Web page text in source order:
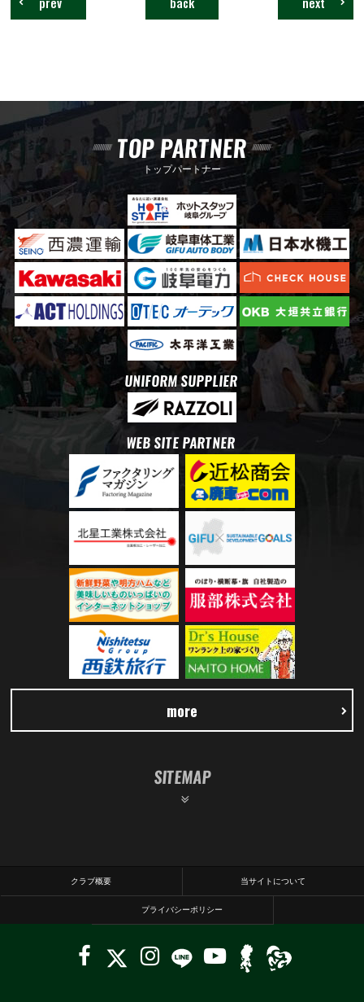
TOP PARTNER
トップパートナー
UNIFORM SUPPLIER
WEB SITE PARTNER
more
SITEMAP
クラブ概要 当サイトについて
プライバシーポリシー